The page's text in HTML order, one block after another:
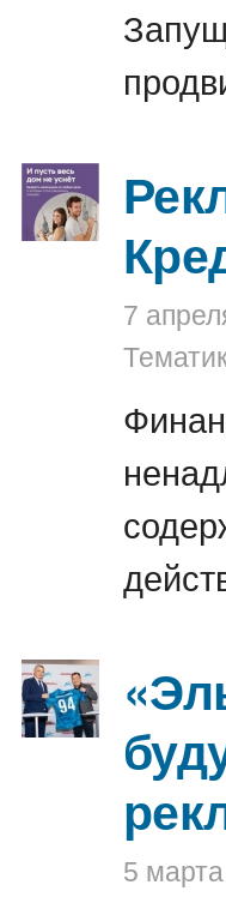
7
5